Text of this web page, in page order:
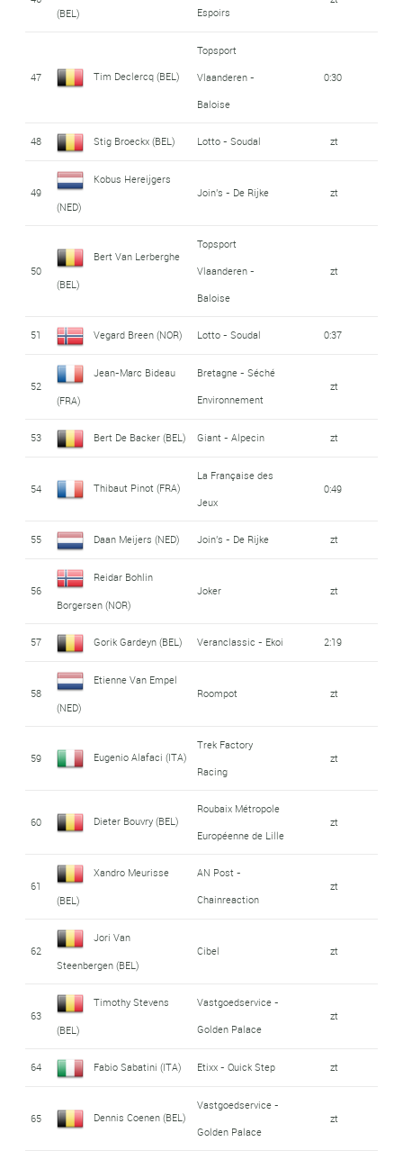
(BEL)
Espoirs
47 Tim Declercq (BEL)
Topsport
Vlaanderen -
Baloise
0:30
48 Stig Broeckx (BEL) Lotto - Soudal zt
49
Kobus Hereijgers
(NED)
Join's - De Rijke zt
50
Bert Van Lerberghe
(BEL)
Topsport
Vlaanderen -
Baloise
zt
51 Vegard Breen (NOR) Lotto - Soudal 0:37
52
Jean-Marc Bideau
(FRA)
Bretagne - Séché
Environnement
zt
53 Bert De Backer (BEL) Giant - Alpecin zt
54 Thibaut Pinot (FRA)
La Française des
Jeux
0:49
55 Daan Meijers (NED) Join's - De Rijke zt
56
Reidar Bohlin
Borgersen (NOR)
Joker zt
57 Gorik Gardeyn (BEL) Veranclassic - Ekoi 2:19
58
Etienne Van Empel
(NED)
Roompot zt
59 Eugenio Alafaci (ITA)
Trek Factory
Racing
zt
60 Dieter Bouvry (BEL)
Roubaix Métropole
Européenne de Lille
zt
61
Xandro Meurisse
(BEL)
AN Post -
Chainreaction
zt
62
Jori Van
Steenbergen (BEL)
Cibel zt
63
Timothy Stevens
(BEL)
Vastgoedservice -
Golden Palace
zt
64 Fabio Sabatini (ITA) Etixx - Quick Step zt
65 Dennis Coenen (BEL)
Vastgoedservice -
Golden Palace
zt